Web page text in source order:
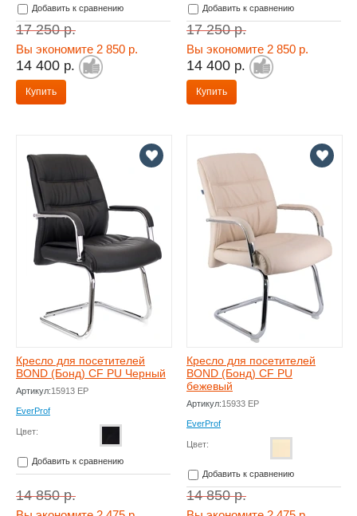
Добавить к сравнению
17 250р.
Вы экономите 2 850 р.
14 400 р.
Купить
Добавить к сравнению
17 250р.
Вы экономите 2 850 р.
14 400 р.
Купить
Кресло для посетителей
BOND (Бонд) CF PU Черный
Артикул:15913 EP
EverProf
Цвет:
Добавить к сравнению
14 850р.
Кресло для посетителей
BOND (Бонд) CF PU
бежевый
Артикул:15933 EP
EverProf
Цвет:
Добавить к сравнению
14 850р.